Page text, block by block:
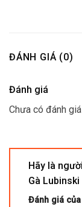
ĐÁNH GIÁ (0)
Đánh giá
Chưa có đánh
Hãy là
Gà Lubinski
Đánh giá của